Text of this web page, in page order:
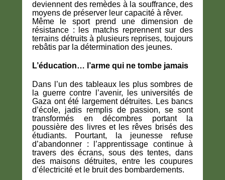
deviennent des remèdes à la souffrance, des
moyens de préserver leur capacité à rêver.
Même le sport prend une dimension de
résistance : les matchs reprennent sur des
terrains détruits à plusieurs reprises, toujours
rebâtis par la détermination des jeunes.
L’éducation… l’arme qui ne tombe jamais
Dans l’un des tableaux les plus sombres de
la guerre contre l’avenir, les universités de
Gaza ont été largement détruites. Les bancs
d’école, jadis remplis de passion, se sont
transformés en décombres portant la
poussière des livres et les rêves brisés des
étudiants. Pourtant, la jeunesse refuse
d’abandonner : l’apprentissage continue à
travers des écrans, sous des tentes, dans
des maisons détruites, entre les coupures
d’électricité et le bruit des bombardements.